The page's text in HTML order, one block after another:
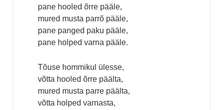
pane hooled õrre pääle,
mured musta parrõ pääle,
pane panged paku pääle,
pane holped varna pääle.
Tõuse hommikul ülesse,
võtta hooled õrre päälta,
mured musta parre päälta,
võtta holped varnasta,